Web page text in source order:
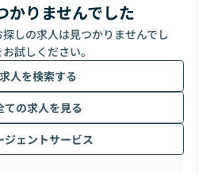
かりませんでした
しの求人は見つかりませんでし
試しください。
求人を検索する
ての求人を見る
ジェントサービス